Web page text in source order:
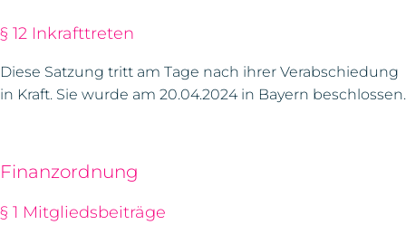
§ 12 Inkrafttreten
Diese Satzung tritt am Tage nach ihrer Verabschiedung
in Kraft. Sie wurde am 20.04.2024 in Bayern beschlossen.
Finanzordnung
§ 1 Mitgliedsbeiträge